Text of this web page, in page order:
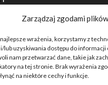
Zarządzaj zgodami
wrażenia, korzystamy z
lub uzyskiwania dostępu do informacji
nam przetwarzać dane, takie jak
na tej stronie. Brak wyrażenia
na niektóre cechy i funkcje.